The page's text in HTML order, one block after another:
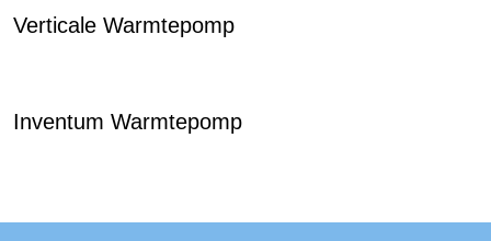
Verticale Warmtepomp
Inventum Warmtepomp